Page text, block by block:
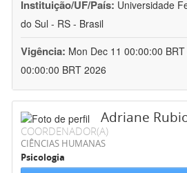
Instituição/UF/País: Universidade
do Sul - RS - Brasil
Vigência: Mon Dec 11 00:00:00
00:00:00 BRT 2026
Adriane
COORDENADOR(A)
CIÊNCIAS HUMANAS
Psicologia